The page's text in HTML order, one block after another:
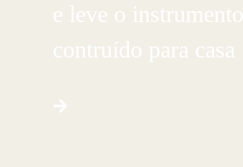
e leve o instrumento
contruído para casa